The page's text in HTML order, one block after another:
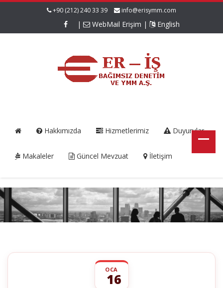
+90 (212) 240 33 39 info@erisymm.com
| WebMail Erişim | English
Hakkımızda Hizmetlerimiz Duyurular
Makaleler Güncel Mevzuat İletişim
OCA
16